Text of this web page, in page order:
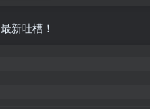
最新吐槽！